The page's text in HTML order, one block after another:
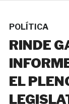
POLÍTICA
RINDE
EL